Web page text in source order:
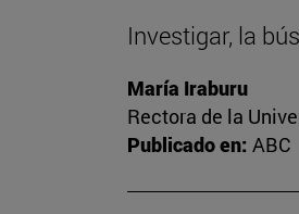
Investigar, la
María Iraburu
Rectora de la
Publicado en: ABC